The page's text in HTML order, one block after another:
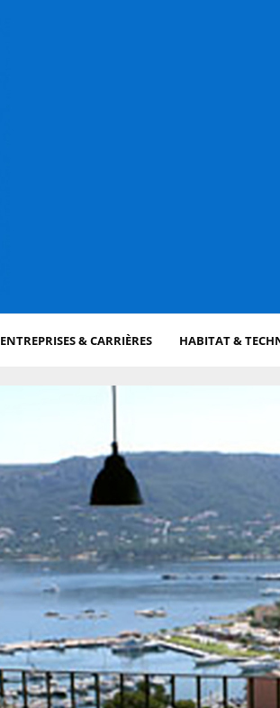
ENTREPRISES & CARRIÈRES HABITAT &